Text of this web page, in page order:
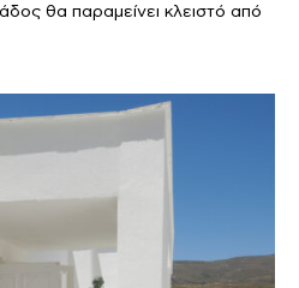
θα παραμείνει κλειστό από